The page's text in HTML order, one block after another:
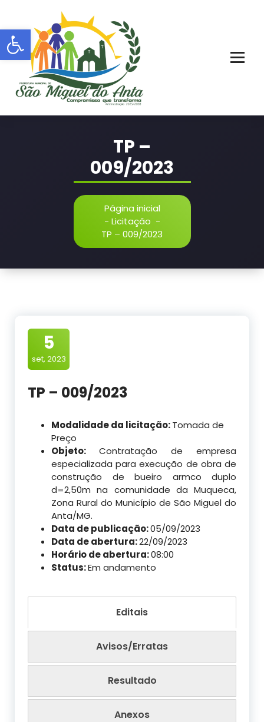
Barra de Ferramentas Aberta
o
conteúdo
TP –
009/2023
Página inicial
- Licitação -
TP – 009/2023
5
set, 2023
TP – 009/2023
Modalidade da licitação:Tomada de
Preço
Objeto: Contratação de empresa
especializada para execução de obra de
construção de bueiro armco duplo
d=2,50m na comunidade da Muqueca,
Zona Rural do Município de São Miguel do
Anta/MG.
Data de publicação:05/09/2023
Data de abertura:22/09/2023
Horário de abertura:08:00
Status:Em andamento
Editais
Avisos/Erratas
Resultado
Anexos